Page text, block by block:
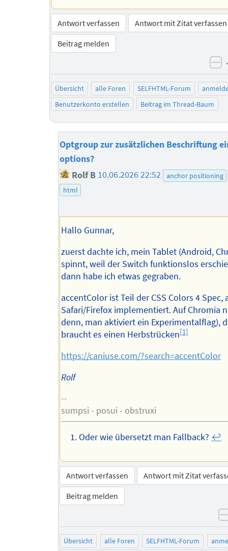
Antwort verfassen
Antwort mit Zitat verfassen
Beitrag melden
Übersicht alle Foren SELFHTML-Forum
Benutzerkonto erstellen
Beitrag im Thread-Baum
Optgroup zur zusätzlichen Beschriftung
options?
Rolf B 10.06.2026 22:52
anchor positioning
html
Hallo Gunnar,
zuerst dachte ich, mein Tablet (Android,
spinnt, weil der Switch funktionslos
dann habe ich etwas gegraben.
accentColor ist Teil der CSS Colors 4 Spec,
Safari/Firefox implementiert. Auf Chromia
denn, man aktiviert ein Experimentalflag),
braucht es einen Herbstrücken[1]
https://caniuse.com/?search=accentColor
Rolf
--
sumpsi - posui - obstruxi
Oder wie übersetzt man Fallback? ↩︎
Antwort verfassen
Antwort mit Zitat
Beitrag melden
Übersicht alle Foren SELFHTML-Forum